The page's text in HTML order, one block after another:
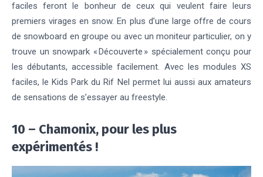
faciles feront le bonheur de ceux qui veulent faire leurs
premiers virages en snow. En plus d’une large offre de cours
de snowboard en groupe ou avec un moniteur particulier, on y
trouve un snowpark « Découverte » spécialement conçu pour
les débutants, accessible facilement. Avec les modules XS
faciles, le Kids Park du Rif Nel permet lui aussi aux amateurs
de sensations de s’essayer au freestyle.
10 – Chamonix, pour les plus
expérimentés !